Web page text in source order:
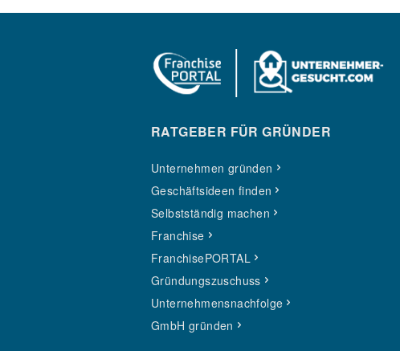
RATGEBER FÜR GRÜNDER
Unternehmen gründen
Geschäftsideen finden
Selbstständig machen
Franchise
FranchisePORTAL
Gründungszuschuss
Unternehmensnachfolge
GmbH gründen